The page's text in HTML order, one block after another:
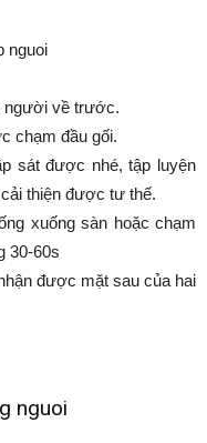
người về trước.
chạm đầu gối.
sát được nhé, tập luyện
thiện được tư thế.
xuống sàn hoặc chạm
30-60s
được mặt sau của hai